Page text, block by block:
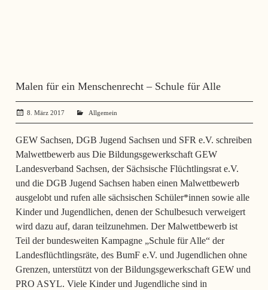
Malen für ein Menschenrecht – Schule für Alle
8. März 2017 administrator
Allgemein
GEW Sachsen, DGB Jugend Sachsen und SFR e.V. schreiben
Malwettbewerb aus Die Bildungsgewerkschaft GEW
Landesverband Sachsen, der Sächsische Flüchtlingsrat e.V.
und die DGB Jugend Sachsen haben einen Malwettbewerb
ausgelobt und rufen alle sächsischen Schüler*innen sowie alle
Kinder und Jugendlichen, denen der Schulbesuch verweigert
wird dazu auf, daran teilzunehmen. Der Malwettbewerb ist
Teil der bundesweiten Kampagne „Schule für Alle“ der
Landesflüchtlingsräte, des BumF e.V. und Jugendlichen ohne
Grenzen, unterstützt von der Bildungsgewerkschaft GEW und
PRO ASYL. Viele Kinder und Jugendliche sind in